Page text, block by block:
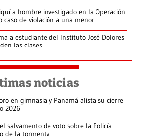
a hombre investigado en la Operación
caso de violación a una menor
a estudiante del Instituto José Dolores
las clases
noticias
en gimnasia y Panamá alista su cierre
2026
salvamento de voto sobre la Policía
de la tormenta